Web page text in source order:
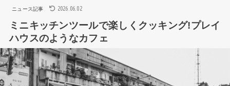
ニュース記事 2026.06.02
ミニキッチンツールで楽しくクッキング!プレイ
ハウスのようなカフェ